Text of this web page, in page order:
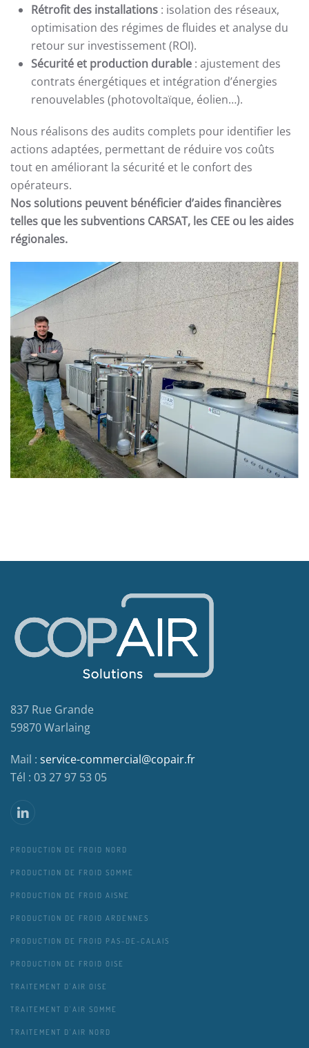
Rétrofit des installations : isolation des réseaux,
optimisation des régimes de fluides et analyse du
retour sur investissement (ROI).
Sécurité et production durable : ajustement des
contrats énergétiques et intégration d’énergies
renouvelables (photovoltaïque, éolien…).
Nous réalisons des audits complets pour identifier les
actions adaptées, permettant de réduire vos coûts
tout en améliorant la sécurité et le confort des
opérateurs.
Nos solutions peuvent bénéficier d’aides financières
telles que les subventions CARSAT, les CEE ou les aides
régionales.
837 Rue Grande
59870 Warlaing
Mail : service-commercial@copair.fr
Tél : 03 27 97 53 05
PRODUCTION DE FROID NORD
PRODUCTION DE FROID SOMME
PRODUCTION DE FROID AISNE
PRODUCTION DE FROID ARDENNES
PRODUCTION DE FROID PAS-DE-CALAIS
PRODUCTION DE FROID OISE
TRAITEMENT D'AIR OISE
TRAITEMENT D'AIR SOMME
TRAITEMENT D'AIR NORD